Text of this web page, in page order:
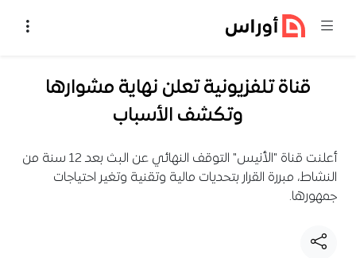
قناة تلفزيونية تعلن نهاية مشوارها
وتكشف الأسباب
أعلنت قناة "الأنيس" التوقف النهائي عن البث بعد 12 سنة من
النشاط، مبررة القرار بتحديات مالية وتقنية وتغير احتياجات
جمهورها.